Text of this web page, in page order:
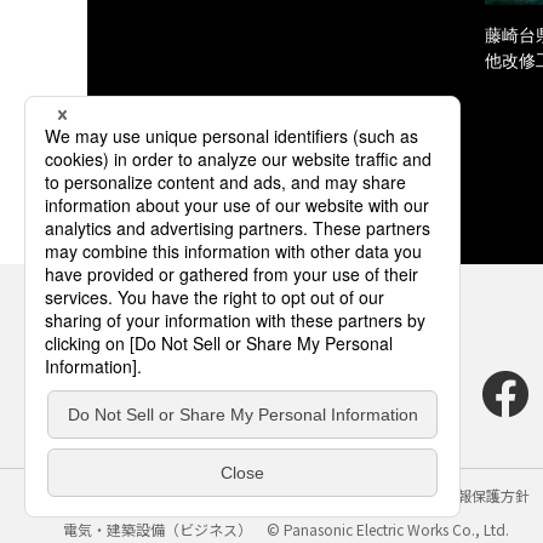
藤崎台
他改修
サイトのご利用にあたって クッキーポリシー
個人情報保護方針
電気・建築設備（ビジネス）
© Panasonic Electric Works Co., Ltd.